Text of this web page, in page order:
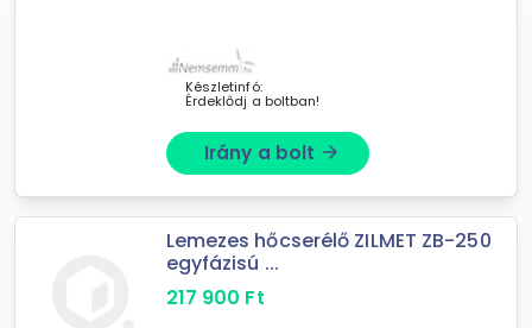
Készletinfó:
Érdeklődj a boltban!
Irány a bolt arrow_forward
Lemezes hőcserélő ZILMET ZB-250
egyfázisú ...
217 900 Ft